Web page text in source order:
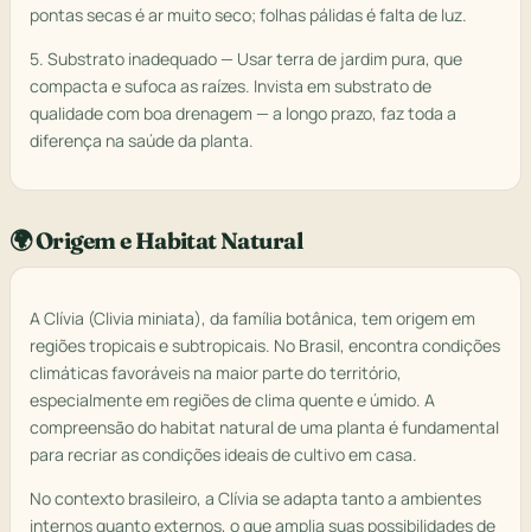
pontas secas é ar muito seco; folhas pálidas é falta de luz.
5. Substrato inadequado — Usar terra de jardim pura, que
compacta e sufoca as raízes. Invista em substrato de
qualidade com boa drenagem — a longo prazo, faz toda a
diferença na saúde da planta.
🌍 Origem e Habitat Natural
A Clívia (Clivia miniata), da família botânica, tem origem em
regiões tropicais e subtropicais. No Brasil, encontra condições
climáticas favoráveis na maior parte do território,
especialmente em regiões de clima quente e úmido. A
compreensão do habitat natural de uma planta é fundamental
para recriar as condições ideais de cultivo em casa.
No contexto brasileiro, a Clívia se adapta tanto a ambientes
internos quanto externos, o que amplia suas possibilidades de